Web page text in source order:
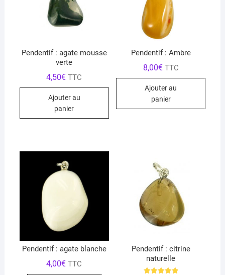
Pendentif : agate mousse
verte
4,50€ TTC
Ajouter au
panier
Pendentif : Ambre
8,00€ TTC
Ajouter au
panier
Pendentif : agate blanche
4,00€ TTC
Pendentif : citrine
naturelle